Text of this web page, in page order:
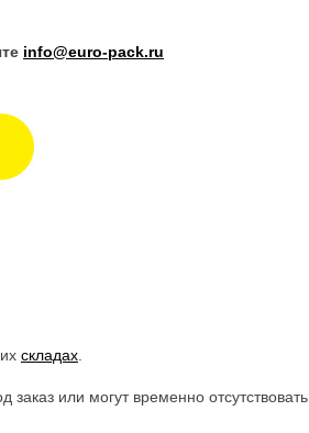
info@euro-pack.ru
складах
или могут временно отсутствовать.